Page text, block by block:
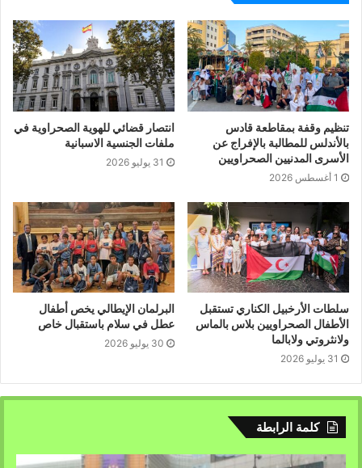
تنظيم وقفة بمقاطعة قادس
بالأندلس للمطالبة بالإفراج عن
الأسرى المدنيين الصحراويين
1 أغسطس 2026
انتصار قضائي للهوية الصحراوية في
ملفات الجنسية الاسبانية
31 يوليو 2026
سلطات الأرخبيل الكناري تستقبل
الأطفال الصحراويين بلاس بالماس
ولانثروتي ولابالما
31 يوليو 2026
البرلمان الإيطالي يخص أطفال
عطل في سلام باستقبال خاص
30 يوليو 2026
كلمة الرابطة